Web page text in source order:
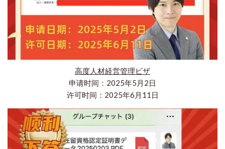
高度人材経営管理ビザ
申请时间：2025年5月2日
许可时间：2025年6月11日